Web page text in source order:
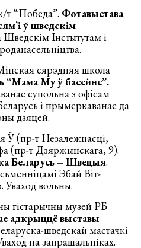
т “Победа”. Фотавыстава
ў шведскім
Інстытутам і
сярэдняя школа
“Мама Му ў басейне”.
супольна з офісам
і прымеркаванае да
дзяцей.
Ў (пр-т Незалежнасці,
(пр-т Дзяржынскага, 9).
Беларусь – Швецыя.
Эбай Віт-
Уваход вольны.
гістарычны музей РБ
адкрыццё выставы
шведскай мастачкі
па запрашальніках.